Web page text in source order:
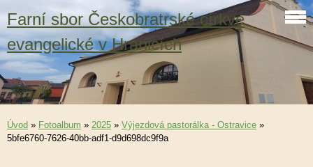
Farní sbor Českobratrské církve
evangelické v Hranicích
Úvod » Fotoalbum » 2025 » Výjezdová pastorálka - Ostravice »
5bfe6760-7626-40bb-adf1-d9d698dc9f9a